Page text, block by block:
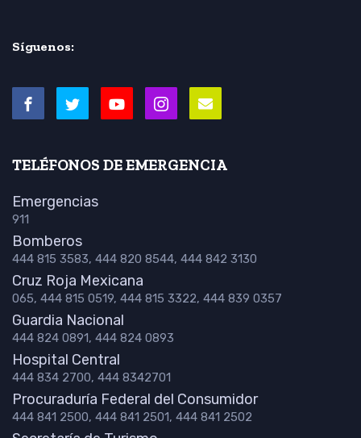
Síguenos:
TELÉFONOS DE EMERGENCIA
Emergencias
911
Bomberos
444 815 3583, 444 820 8544, 444 842 3130
Cruz Roja Mexicana
065, 444 815 0519, 444 815 3322, 444 839 0357
Guardia Nacional
444 824 0891, 444 824 0893
Hospital Central
444 834 2700, 444 8342701
Procuraduría Federal del Consumidor
444 841 2500, 444 841 2501, 444 841 2502